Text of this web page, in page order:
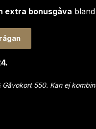
extra bonusgåva
550. Kan ej